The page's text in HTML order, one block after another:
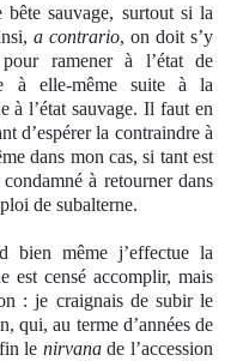
bête sauvage, surtout si la
a contrario, on doit s’y
ramener à l’état de
à elle-même suite à la
à l’état sauvage. Il faut en
d’espérer la contraindre à
dans mon cas, si tant est
à retourner dans
de subalterne.
bien même j’effectue la
est censé accomplir, mais
: je craignais de subir le
qui, au terme d’années de
le nirvanade l’accession